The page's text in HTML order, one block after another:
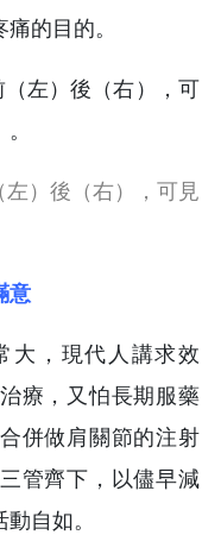
的目的。
）後（右），可見
意
大，現代人講求效
療，又怕長期服藥
併做肩關節的注射
管齊下，以儘早減
自如。